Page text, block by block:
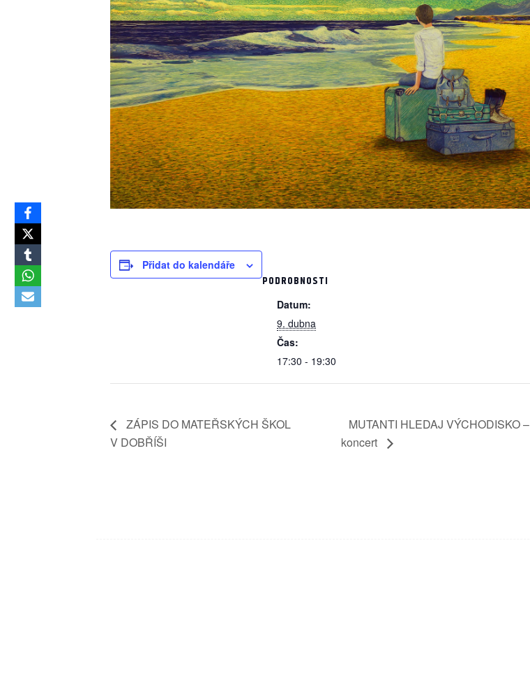
Přidat do kalendáře
PODROBNOSTI
Datum:
9. dubna
Čas:
17:30 - 19:30
ZÁPIS DO MATEŘSKÝCH ŠKOL
V DOBŘÍŠI
MUTANTI HLEDAJ VÝCHODISKO –
koncert